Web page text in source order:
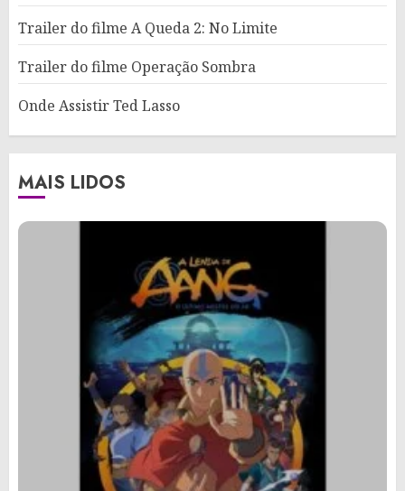
Trailer do filme A Queda 2: No Limite
Trailer do filme Operação Sombra
Onde Assistir Ted Lasso
MAIS LIDOS